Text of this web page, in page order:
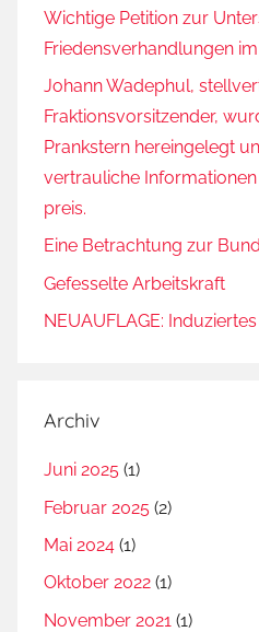
Wichtige Petition zur
Friedensverhandlungen
Johann Wadephul,
Fraktionsvorsitzender,
Prankstern hereingelegt
vertrauliche
preis.
Eine Betrachtung zur
Gefesselte Arbeitskraft
NEUAUFLAGE:
Archiv
Juni 2025 (1)
Februar 2025 (2)
Mai 2024 (1)
Oktober 2022 (1)
November 2021 (1)